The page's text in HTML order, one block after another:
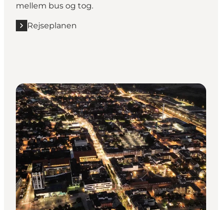
mellem bus og tog.
Rejseplanen